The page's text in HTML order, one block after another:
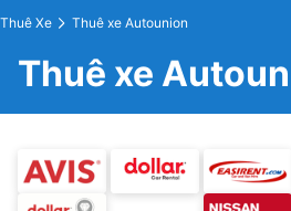
Thuê Xe Thuê xe Autounion
Thuê xe